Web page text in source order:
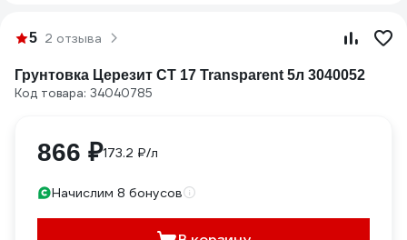
5 2 отзыва
Грунтовка Церезит CT 17 Transparent 5л 3040052
Код товара: 34040785
866 ₽173.2 ₽/л
Начислим 8 бонусов